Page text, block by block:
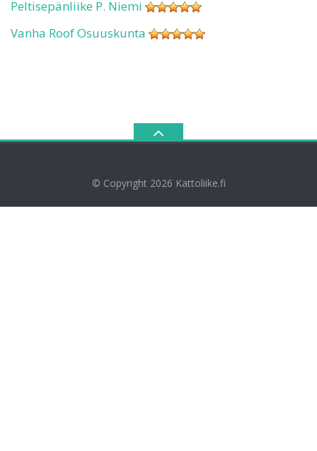
Peltisepänliike P. Niemi
Vanha Roof Osuuskunta
© Copyright 2026 Kattoliike.fi